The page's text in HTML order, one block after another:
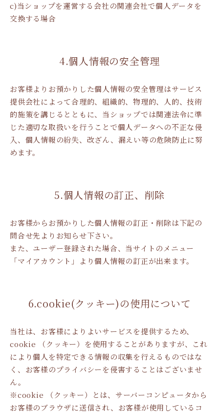
c)当ショップを運営する会社の関連会社で個人データを
交換する場合
4.個人情報の安全管理
お客様よりお預かりした個人情報の安全管理はサービス
提供会社によって合理的、組織的、物理的、人的、技術
的施策を講じるとともに、当ショップでは関連法令に準
じた適切な取扱いを行うことで個人データへの不正な侵
入、個人情報の紛失、改ざん、漏えい等の危険防止に努
めます。
5.個人情報の訂正、削除
お客様からお預かりした個人情報の訂正・削除は下記の
問合せ先よりお知らせ下さい。
また、ユーザー登録された場合、当サイトのメニュー
「マイアカウント」より個人情報の訂正が出来ます。
6.cookie(クッキー)の使用について
当社は、お客様によりよいサービスを提供するため、
cookie （クッキー）を使用することがありますが、これ
により個人を特定できる情報の収集を行えるものではな
く、お客様のプライバシーを侵害することはございませ
ん。
※cookie （クッキー）とは、サーバーコンピュータから
お客様のブラウザに送信され、お客様が使用しているコ